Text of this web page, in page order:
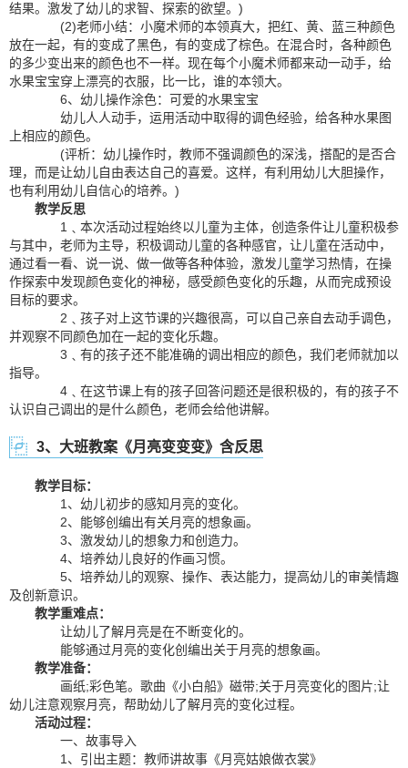
结果。激发了幼儿的求智、探索的欲望。)
(2)老师小结：小魔术师的本领真大，把红、黄、蓝三种颜色
放在一起，有的变成了黑色，有的变成了棕色。在混合时，各种颜色
的多少变出来的颜色也不一样。现在每个小魔术师都来动一动手，给
水果宝宝穿上漂亮的衣服，比一比，谁的本领大。
6、幼儿操作涂色：可爱的水果宝宝
幼儿人人动手，运用活动中取得的调色经验，给各种水果图
上相应的颜色。
(评析：幼儿操作时，教师不强调颜色的深浅，搭配的是否合
理，而是让幼儿自由表达自己的喜爱。这样，有利用幼儿大胆操作，
也有利用幼儿自信心的培养。)
教学反思
1﹑本次活动过程始终以儿童为主体，创造条件让儿童积极参
与其中，老师为主导，积极调动儿童的各种感官，让儿童在活动中，
通过看一看、说一说、做一做等各种体验，激发儿童学习热情，在操
作探索中发现颜色变化的神秘，感受颜色变化的乐趣，从而完成预设
目标的要求。
2﹑孩子对上这节课的兴趣很高，可以自己亲自去动手调色，
并观察不同颜色加在一起的变化乐趣。
3﹑有的孩子还不能准确的调出相应的颜色，我们老师就加以
指导。
4﹑在这节课上有的孩子回答问题还是很积极的，有的孩子不
认识自己调出的是什么颜色，老师会给他讲解。
3、大班教案《月亮变变变》含反思
教学目标：
1、幼儿初步的感知月亮的变化。
2、能够创编出有关月亮的想象画。
3、激发幼儿的想象力和创造力。
4、培养幼儿良好的作画习惯。
5、培养幼儿的观察、操作、表达能力，提高幼儿的审美情趣
及创新意识。
教学重难点：
让幼儿了解月亮是在不断变化的。
能够通过月亮的变化创编出关于月亮的想象画。
教学准备：
画纸;彩色笔。歌曲《小白船》磁带;关于月亮变化的图片;让
幼儿注意观察月亮，帮助幼儿了解月亮的变化过程。
活动过程：
一、故事导入
1、引出主题：教师讲故事《月亮姑娘做衣裳》